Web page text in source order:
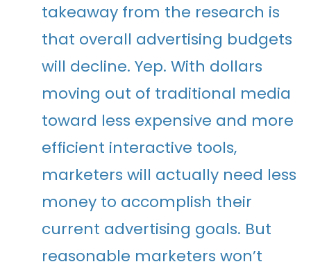
takeaway from the research is
that overall advertising budgets
will decline. Yep. With dollars
moving out of traditional media
toward less expensive and more
efficient interactive tools,
marketers will actually need less
money to accomplish their
current advertising goals. But
reasonable marketers won’t